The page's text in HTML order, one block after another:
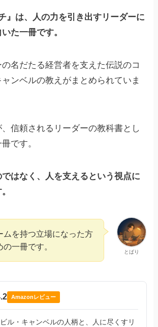
』は、人の力を引き出すリーダーに
た一冊です。
名だたる経営者を支えた伝説のコ
ンベルの教えがまとめられていま
信頼されるリーダーの教科書とし
です。
はなく、人を支えるという視点に
とばり
ムを持つ立場になった方
一冊です。
Amazonレビュー
ビル・キャンベルの人柄と、人に尽くすリ